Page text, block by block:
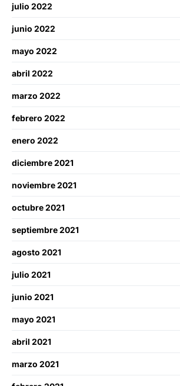
julio 2022
junio 2022
mayo 2022
abril 2022
marzo 2022
febrero 2022
enero 2022
diciembre 2021
noviembre 2021
octubre 2021
septiembre 2021
agosto 2021
julio 2021
junio 2021
mayo 2021
abril 2021
marzo 2021